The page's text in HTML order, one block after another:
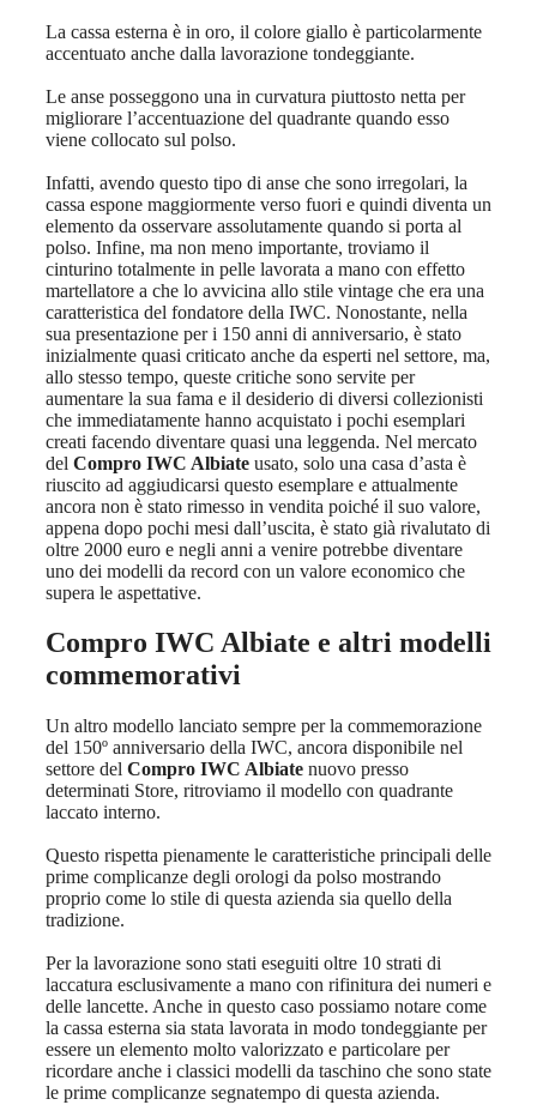
La cassa esterna è in oro, il colore giallo è particolarmente
accentuato anche dalla lavorazione tondeggiante.
Le anse posseggono una in curvatura piuttosto netta per
migliorare l’accentuazione del quadrante quando esso
viene collocato sul polso.
Infatti, avendo questo tipo di anse che sono irregolari, la
cassa espone maggiormente verso fuori e quindi diventa un
elemento da osservare assolutamente quando si porta al
polso. Infine, ma non meno importante, troviamo il
cinturino totalmente in pelle lavorata a mano con effetto
martellatore a che lo avvicina allo stile vintage che era una
caratteristica del fondatore della IWC. Nonostante, nella
sua presentazione per i 150 anni di anniversario, è stato
inizialmente quasi criticato anche da esperti nel settore, ma,
allo stesso tempo, queste critiche sono servite per
aumentare la sua fama e il desiderio di diversi collezionisti
che immediatamente hanno acquistato i pochi esemplari
creati facendo diventare quasi una leggenda. Nel mercato
del Compro IWC Albiate usato, solo una casa d’asta è
riuscito ad aggiudicarsi questo esemplare e attualmente
ancora non è stato rimesso in vendita poiché il suo valore,
appena dopo pochi mesi dall’uscita, è stato già rivalutato di
oltre 2000 euro e negli anni a venire potrebbe diventare
uno dei modelli da record con un valore economico che
supera le aspettative.
Compro IWC Albiate e altri modelli
commemorativi
Un altro modello lanciato sempre per la commemorazione
del 150º anniversario della IWC, ancora disponibile nel
settore del Compro IWC Albiate nuovo presso
determinati Store, ritroviamo il modello con quadrante
laccato interno.
Questo rispetta pienamente le caratteristiche principali delle
prime complicanze degli orologi da polso mostrando
proprio come lo stile di questa azienda sia quello della
tradizione.
Per la lavorazione sono stati eseguiti oltre 10 strati di
laccatura esclusivamente a mano con rifinitura dei numeri e
delle lancette. Anche in questo caso possiamo notare come
la cassa esterna sia stata lavorata in modo tondeggiante per
essere un elemento molto valorizzato e particolare per
ricordare anche i classici modelli da taschino che sono state
le prime complicanze segnatempo di questa azienda.